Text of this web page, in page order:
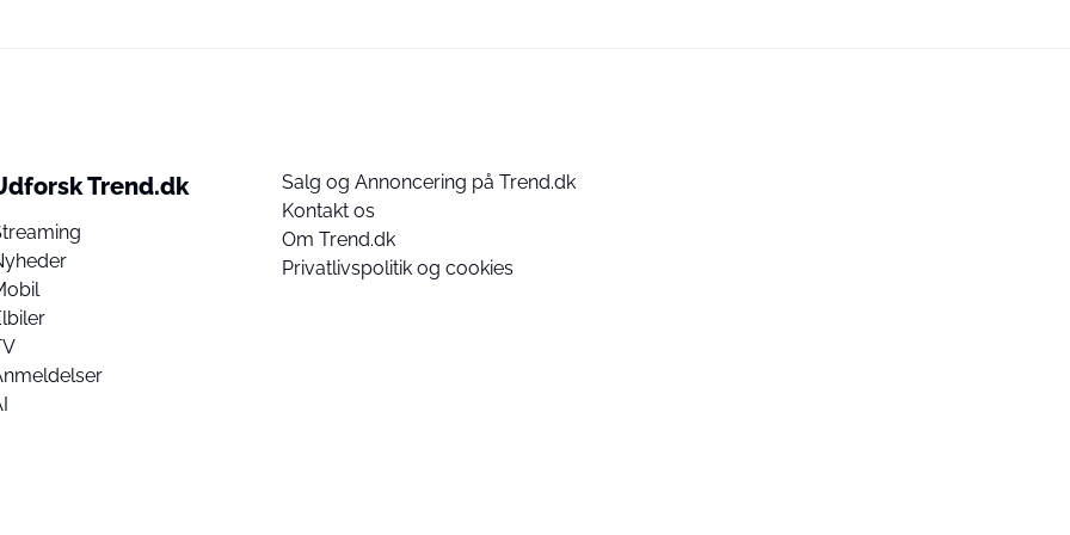
Trend.dk
Salg og Annoncering på Trend.dk
Kontakt os
Om Trend.dk
Privatlivspolitik og cookies